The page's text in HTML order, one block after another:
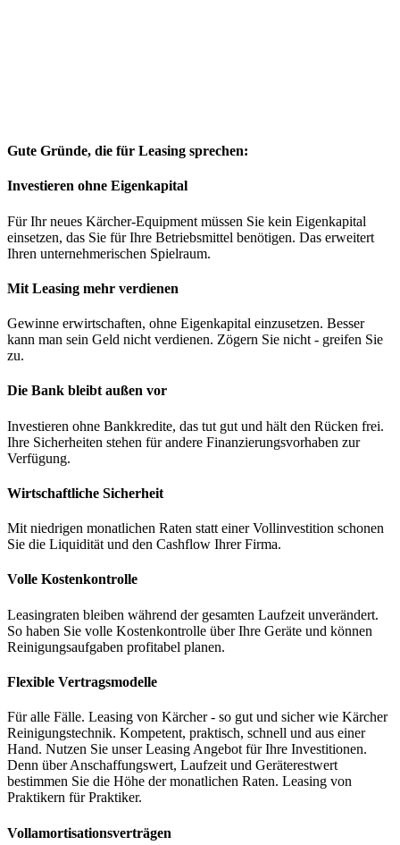
Gute Gründe, die für Leasing sprechen:
Investieren ohne Eigenkapital
Für Ihr neues Kärcher-Equipment müssen Sie kein Eigenkapital
einsetzen, das Sie für Ihre Betriebsmittel benötigen. Das erweitert
Ihren unternehmerischen Spielraum.
Mit Leasing mehr verdienen
Gewinne erwirtschaften, ohne Eigenkapital einzusetzen. Besser
kann man sein Geld nicht verdienen. Zögern Sie nicht - greifen Sie
zu.
Die Bank bleibt außen vor
Investieren ohne Bankkredite, das tut gut und hält den Rücken frei.
Ihre Sicherheiten stehen für andere Finanzierungsvorhaben zur
Verfügung.
Wirtschaftliche Sicherheit
Mit niedrigen monatlichen Raten statt einer Vollinvestition schonen
Sie die Liquidität und den Cashflow Ihrer Firma.
Volle Kostenkontrolle
Leasingraten bleiben während der gesamten Laufzeit unverändert.
So haben Sie volle Kostenkontrolle über Ihre Geräte und können
Reinigungsaufgaben profitabel planen.
Flexible Vertragsmodelle
Für alle Fälle. Leasing von Kärcher - so gut und sicher wie Kärcher
Reinigungstechnik. Kompetent, praktisch, schnell und aus einer
Hand. Nutzen Sie unser Leasing Angebot für Ihre Investitionen.
Denn über Anschaffungswert, Laufzeit und Geräterestwert
bestimmen Sie die Höhe der monatlichen Raten. Leasing von
Praktikern für Praktiker.
Vollamortisationsverträgen